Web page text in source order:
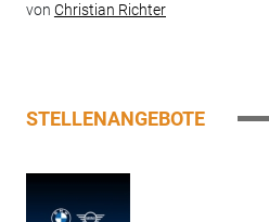
von Christian Richter
STELLENANGEBOTE